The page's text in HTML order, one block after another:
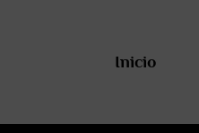
Inicio